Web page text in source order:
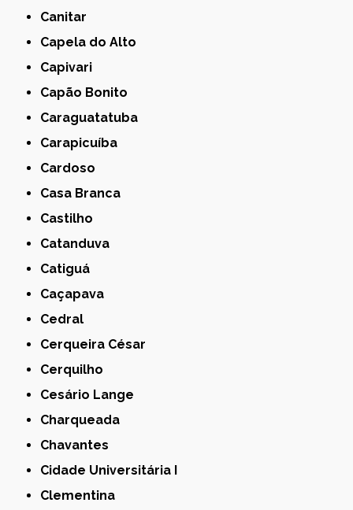
Canitar
Capela do Alto
Capivari
Capão Bonito
Caraguatatuba
Carapicuíba
Cardoso
Casa Branca
Castilho
Catanduva
Catiguá
Caçapava
Cedral
Cerqueira César
Cerquilho
Cesário Lange
Charqueada
Chavantes
Cidade Universitária I
Clementina